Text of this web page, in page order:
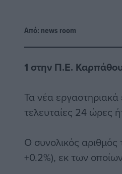
Από: news room
1 στην Π.Ε.
Τα νέα
τελευταίες 24 ώρες
Ο συνολικός
+0.2%), εκ των